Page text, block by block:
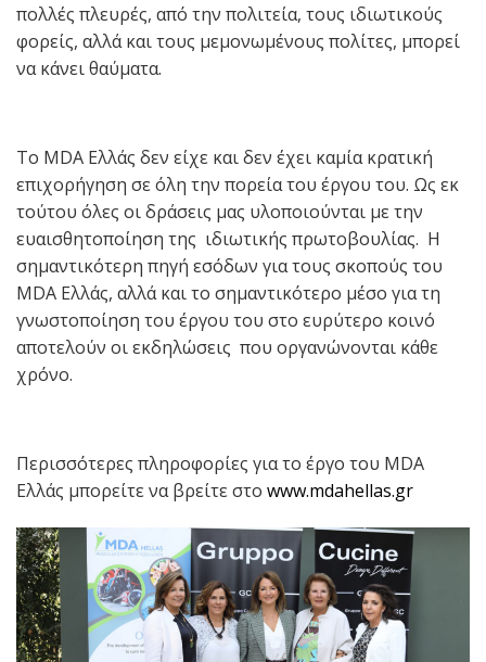
πολλές πλευρές, από την πολιτεία, τους ιδιωτικούς
φορείς, αλλά και τους μεμονωμένους πολίτες, μπορεί
να κάνει θαύματα.
Το MDA Ελλάς δεν είχε και δεν έχει καμία κρατική
επιχορήγηση σε όλη την πορεία του έργου του. Ως εκ
τούτου όλες οι δράσεις μας υλοποιούνται με την
ευαισθητοποίηση της ιδιωτικής πρωτοβουλίας. Η
σημαντικότερη πηγή εσόδων για τους σκοπούς του
MDA Ελλάς, αλλά και το σημαντικότερο μέσο για τη
γνωστοποίηση του έργου του στο ευρύτερο κοινό
αποτελούν οι εκδηλώσεις που οργανώνονται κάθε
χρόνο.
Περισσότερες πληροφορίες για το έργο του MDA
Ελλάς μπορείτε να βρείτε στο www.mdahellas.gr